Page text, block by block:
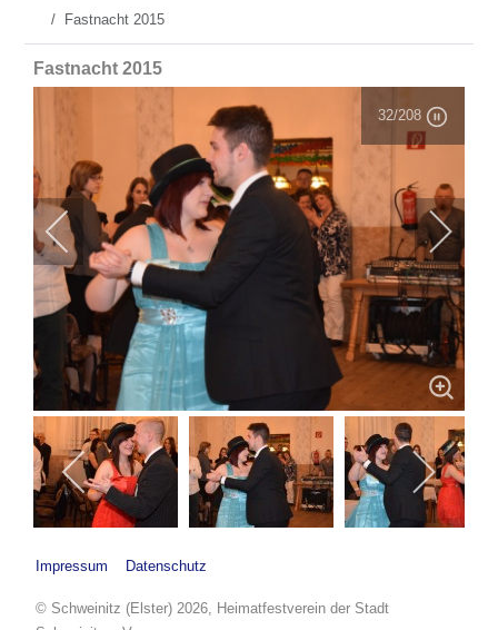
Fastnacht 2015
Fastnacht 2015
32/208
Impressum Datenschutz
© Schweinitz (Elster) 2026, Heimatfestverein der Stadt